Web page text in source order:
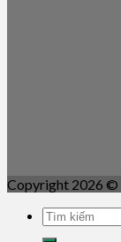
Copyright 2026 ©